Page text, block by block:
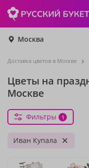
Москва
Доставка цветов в Москве
Цветы на
Москве
Фильтры 1
Иван Купала